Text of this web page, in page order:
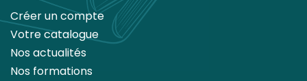
Créer un compte
Votre catalogue
Nos actualités
Nos formations